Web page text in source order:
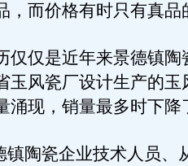
，而价格有时只有真品
仅是近年来景德镇陶
玉风瓷厂设计生产的玉
涌现，销量最多时下降
陶瓷企业技术人员、